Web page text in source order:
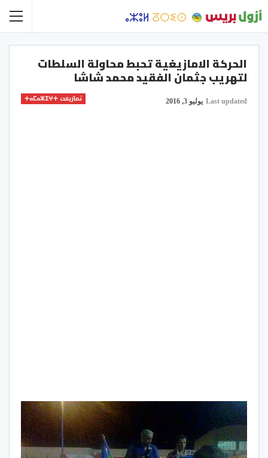
الحركة الامازيغية تحبط محاولة السلطات
لتهريب جثمان الفقيد محمد شاشا
تمازيغت ⵜⴰⵎⴰⵣⵉⵖⵜ Last updated يوليو 3, 2016